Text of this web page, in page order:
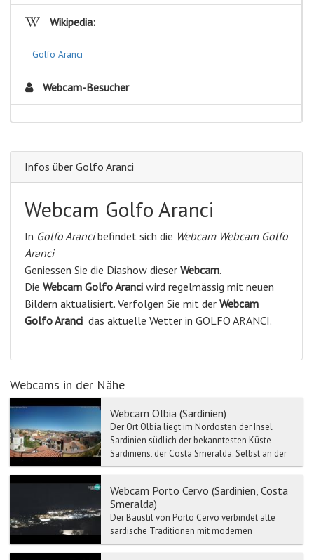
Wikipedia:
Golfo Aranci
Webcam-Besucher
Infos über Golfo Aranci
Webcam Golfo Aranci
In Golfo Arancibefindet sich die Webcam Webcam Golfo
Aranci
Geniessen Sie die Diashow dieser Webcam.
Die Webcam Golfo Aranci wird regelmässig mit neuen
Bildern aktualisiert. Verfolgen Sie mit der Webcam
Golfo Aranci das aktuelle Wetter in GOLFO ARANCI.
Webcams in der Nähe
Webcam Olbia (Sardinien)
Der Ort Olbia liegt im Nordosten der Insel
Sardinien südlich der bekanntesten Küste
Sardiniens, der Costa Smeralda. Selbst an der
Haupteinkaufsstra...
Webcam Porto Cervo (Sardinien, Costa
Smeralda)
Der Baustil von Porto Cervo verbindet alte
sardische Traditionen mit modernen
Elementen. In dem in den letzten Jahren